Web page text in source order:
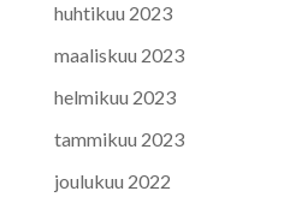
huhtikuu 2023
maaliskuu 2023
helmikuu 2023
tammikuu 2023
joulukuu 2022